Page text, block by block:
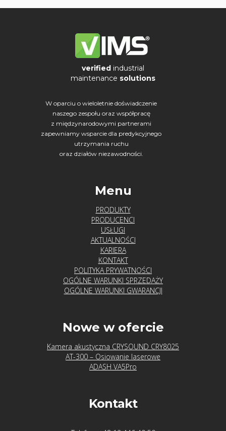
Wibrodiagnostyka
verified industrial
maintenance solutions
W oparciu o wieloletnie doświadczenie
naszego zespołu oraz współpracę
z międzynarodowymi partnerami
zapewniamy wsparcie dla predykcyjnego
utrzymania ruchu
oraz działów niezawodności.
Menu
PRODUKTY
PRODUCENCI
USŁUGI
AKTUALNOŚCI
KARIERA
KONTAKT
POLITYKA PRYWATNOŚCI
OGÓLNE WARUNKI SPRZEDAŻY
OGÓLNE WARUNKI GWARANCJI
Nowe w ofercie
Kamera akustyczna CRYSOUND CRY8025
AT-300 – Osiowanie laserowe
ADASH VA5Pro
Kontakt